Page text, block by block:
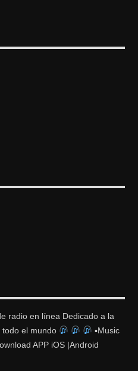
radio en línea Dedicado a la
todo el mundo
▪Music
APP iOS |Android